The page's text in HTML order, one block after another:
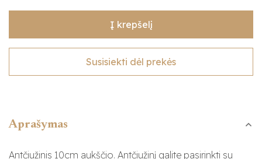
Į krepšelį
Susisiekti dėl prekės
Aprašymas
Antčiužinis 10cm aukščio. Antčiužinį galite pasirinkti su